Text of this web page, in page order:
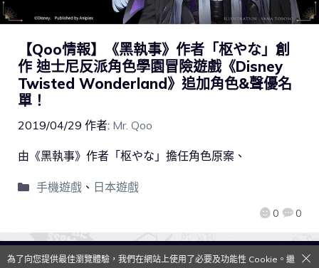
【Qoo情報】《黑執事》作者「枢やな」創
作 迪士尼反派角色學園冒險遊戲《Disney
Twisted Wonderland》追加角色&聲優名
單！
2019/04/29 作者: Mr. Qoo
0 0
由《黑執事》作者「枢やな」擔任角色原案、
手機遊戲、 日本遊戲
QooApp Limited © 2026
為了向您提供最佳瀏覽體驗，我們在網站上使用了必要及功能性 Cookie。繼